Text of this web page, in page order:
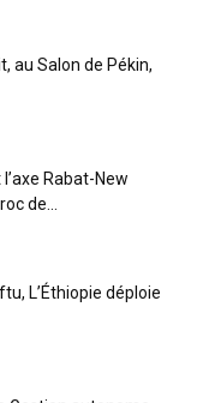
au Salon de Pékin,
Rabat-New
de...
L’Éthiopie déploie